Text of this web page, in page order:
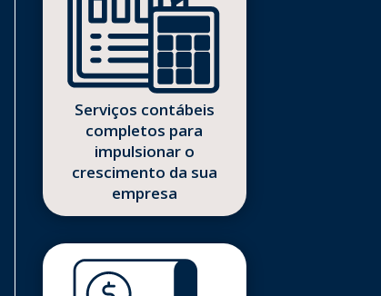
Serviços contábeis
completos para
impulsionar o
crescimento da sua
empresa